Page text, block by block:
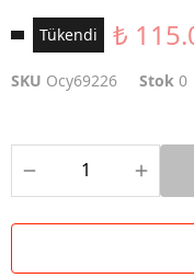
Tükendi ₺
SKU Ocy69226 Stok 0